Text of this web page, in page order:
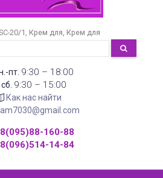
20/1 Крем для Крем для
пт. 9:30 – 18:00
сб. 9:30 – 15:00
Как нас найти
160-88
14-84